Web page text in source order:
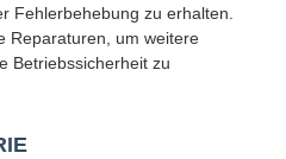
Fehlerbehebung zu erhalten.
Reparaturen, um weitere
Betriebssicherheit zu